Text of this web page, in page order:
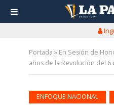
Portada » En Sesión de
años de la Revolución del 6
ENFOQUE NACIONAL